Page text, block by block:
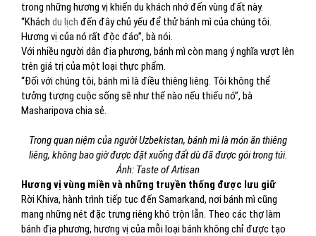
trong những hương vị khiến du khách nhớ đến vùng đất này.
“Khách du lịch đến đây chủ yếu để thử bánh mì của chúng tôi.
Hương vị của nó rất độc đáo”, bà nói.
Với nhiều người dân địa phương, bánh mì còn mang ý nghĩa vượt lên
trên giá trị của một loại thực phẩm.
“Đối với chúng tôi, bánh mì là điều thiêng liêng. Tôi không thể
tưởng tượng cuộc sống sẽ như thế nào nếu thiếu nó”, bà
Masharipova chia sẻ.
Trong quan niệm của người Uzbekistan, bánh mì là món ăn thiêng
liêng, không bao giờ được đặt xuống đất dù đã được gói trong túi.
Ảnh: Taste of Artisan
Hương vị vùng miền và những truyền thống được lưu giữ
Rời Khiva, hành trình tiếp tục đến Samarkand, nơi bánh mì cũng
mang những nét đặc trưng riêng khó trộn lẫn. Theo các thợ làm
bánh địa phương, hương vị của mỗi loại bánh không chỉ được tạo